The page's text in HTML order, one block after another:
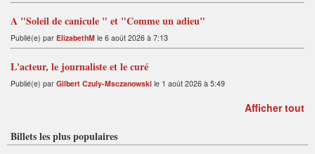
A "Soleil de canicule " et "Comme un adieu"
Publié(e) par ElizabethM le 6 août 2026 à 7:13
L'acteur, le journaliste et le curé
Publié(e) par Gilbert Czuly-Msczanowski le 1 août 2026 à 5:49
Afficher tout
Billets les plus populaires